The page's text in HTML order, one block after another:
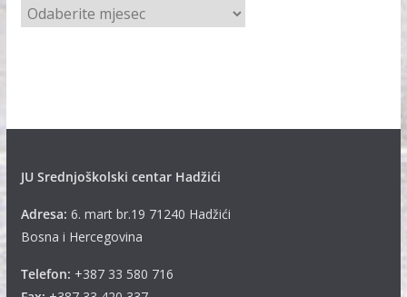
A
r
JU Srednjoškolski centar Hadžići
Adresa: 6. mart br.19 71240 Hadžići
Bosna i Hercegovina
Telefon: +387 33 580 716